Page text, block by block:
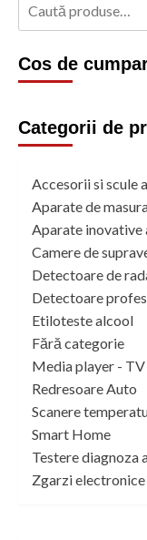
Cos de
Categorii de
Accesorii si scule
Aparate de
Aparate
Camere de
Detectoare de
Detectoare
Etiloteste alcool
Fără categorie
Media player -
Redresoare Auto
Scanere
Smart Home
Testere diagnoza
Zgarzi